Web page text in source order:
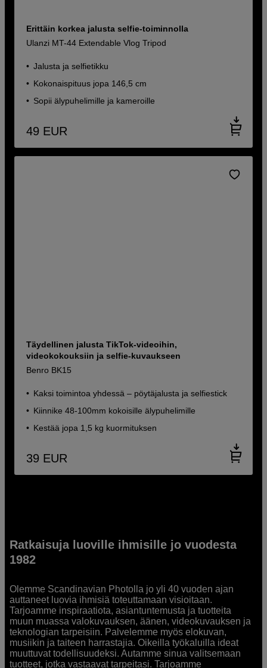
Erittäin korkea jalusta selfie-toiminnolla
Ulanzi MT-44 Extendable Vlog Tripod
Jalusta ja selfietikku
Kokonaispituus jopa 146,5 cm
Sopii älypuhelimille ja kameroille
49 EUR
Täydellinen jalusta TikTok-videoihin,
videokokouksiin ja selfie-kuvaukseen
Benro BK15
Kaksi toimintoa yhdessä – pöytäjalusta ja selfiestick
Kiinnike 48-100mm kokoisille älypuhelimille
Kestää jopa 1,5 kg kuormituksen
39 EUR
Ratkaisuja luoville ihmisille jo vuodesta
1982
Olemme Scandinavian Photolla jo yli 40 vuoden ajan
auttaneet luovia ihmisiä toteuttamaan visioitaan.
Tarjoamme inspiraatiota, asiantuntemusta ja tuotteita
muun muassa valokuvauksen, äänen, videokuvauksen ja
teknologian tarpeisiin. Palvelemme myös elokuvan,
musiikin ja taiteen harrastajia. Oikeilla työkaluilla ideat
muuttuvat todellisuudeksi. Autamme sinua valitsemaan
tuotteet, jotka vastaavat tarpeitasi. Tarjoamme